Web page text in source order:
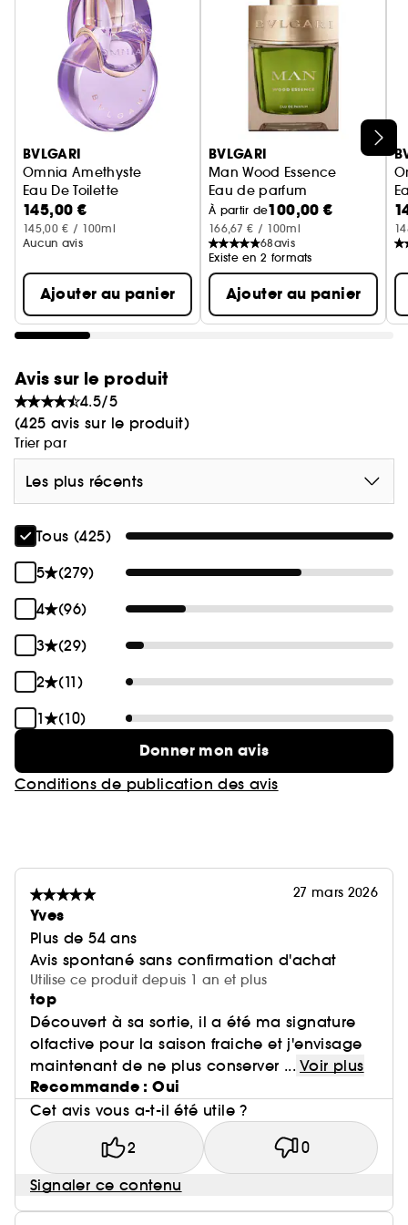
Ignorer le carrousel produits
BVLGARI
Omnia Amethyste
Eau De Toilette
145,00 €
145,00 € / 100ml
Aucun avis
Ajouter au panier
BVLGARI
Man Wood Essence
Eau de parfum
À partir de100,00 €
166,67 € / 100ml
68avis
Existe en 2 formats
Ajouter au panier
Avis sur le produit
4.5/5
(425 avis sur le produit)
Trier par
Les plus récents
Tous (425)
5
(279)
4
(96)
3
(29)
2
(11)
1
(10)
Donner mon avis
Conditions de publication des avis
27 mars 2026
Yves
Plus de 54 ans
Avis spontané sans confirmation d'achat
Utilise ce produit depuis 1 an et plus
top
Découvert à sa sortie, il a été ma signature
olfactive pour la saison fraiche et j'envisage
maintenant de ne plus conserver ... Voir plus
Recommande : Oui
Cet avis vous a-t-il été utile ?
2 0
Signaler ce contenu